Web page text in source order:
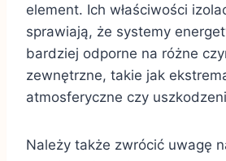
element. Ich właściwości
sprawiają, że systemy
bardziej odporne na różne
zewnętrzne, takie jak
atmosferyczne czy
Należy także zwrócić uwagę